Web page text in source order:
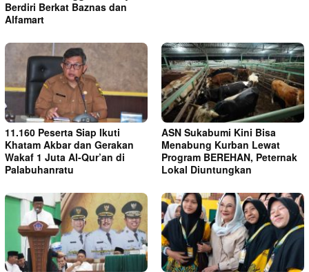
Berdiri Berkat Baznas dan
Alfamart
11.160 Peserta Siap Ikuti
Khatam Akbar dan Gerakan
Wakaf 1 Juta Al-Qur’an di
Palabuhanratu
ASN Sukabumi Kini Bisa
Menabung Kurban Lewat
Program BEREHAN, Peternak
Lokal Diuntungkan